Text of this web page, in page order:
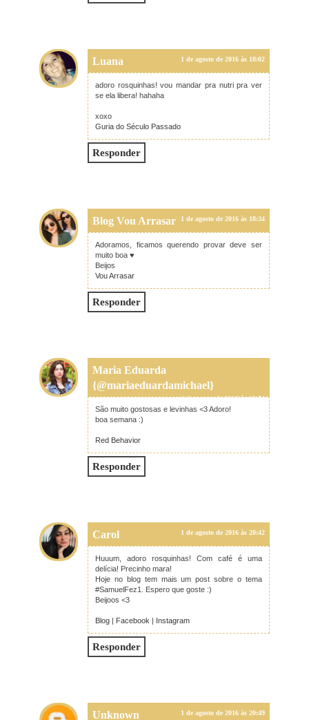
Luana 1 de agosto de 2016 às 18:02
adoro rosquinhas! vou mandar pra nutri pra ver
se ela libera! hahaha
xoxo
Guria do Século Passado
Responder
Blog Vou Arrasar 1 de agosto de 2016 às 18:34
Adoramos, ficamos querendo provar deve ser
muito boa ♥
Beijos
Vou Arrasar
Responder
Maria Eduarda
{@mariaeduardamichael}
1 de agosto de 2016 às 19:54
São muito gostosas e levinhas <3 Adoro!
boa semana :)
Red Behavior
Responder
Carol 1 de agosto de 2016 às 20:42
Huuum, adoro rosquinhas! Com café é uma
delícia! Precinho mara!
Hoje no blog tem mais um post sobre o tema
#SamuelFez1. Espero que goste :)
Beijoos <3
Blog | Facebook | Instagram
Responder
Unknown 1 de agosto de 2016 às 20:49